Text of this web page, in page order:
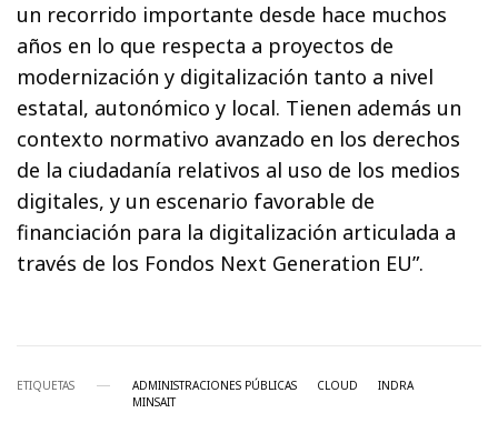
un recorrido importante desde hace muchos
años en lo que respecta a proyectos de
modernización y digitalización tanto a nivel
estatal, autonómico y local. Tienen además un
contexto normativo avanzado en los derechos
de la ciudadanía relativos al uso de los medios
digitales, y un escenario favorable de
financiación para la digitalización articulada a
través de los Fondos Next Generation EU”.
ETIQUETAS ADMINISTRACIONES PÚBLICAS CLOUD
INDRA
MINSAIT